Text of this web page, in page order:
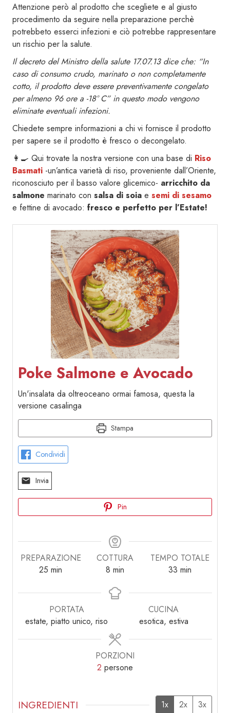
Attenzione però al prodotto che scegliete e al giusto
procedimento da seguire nella preparazione perchè
potrebbeto esserci infezioni e ciò potrebbe rappresentare
un rischio per la salute.
Il decreto del Ministro della salute 17.07.13 dice che: “In
caso di consumo crudo, marinato o non completamente
cotto, il prodotto deve essere preventivamente congelato
per almeno 96 ore a -18° C” in questo modo vengono
eliminate eventuali infezioni.
Chiedete sempre informazioni a chi vi fornisce il prodotto
per sapere se il prodotto è fresco o decongelato.
👩‍🍳 Qui trovate la nostra versione con una base di Riso
Basmati -un’antica varietà di riso, proveniente dall’Oriente,
riconosciuto per il basso valore glicemico- arricchito da
salmone marinato con salsa di soia e semi di sesamo
e fettine di avocado: fresco e perfetto per l’Estate!
Poke Salmone e Avocado
Un'insalata da oltreoceano ormai famosa, questa la
versione casalinga
Stampa
Condividi
Invia
Pin
PREPARAZIONE
25minuti
min
COTTURA
8 minuti
min
TEMPO TOTALE
33minuti
min
PORTATA
estate, piatto unico, riso
CUCINA
esotica, estiva
PORZIONI
2 persone
INGREDIENTI 1x 2x
3x